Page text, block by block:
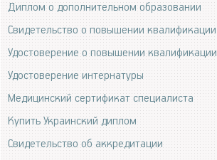
Диплом о дополнительном образовании
Свидетельство о повышении квалификации
Удостоверение о повышении квалификации
Удостоверение интернатуры
Медицинский сертификат специалиста
Купить Украинский диплом
Свидетельство об аккредитации